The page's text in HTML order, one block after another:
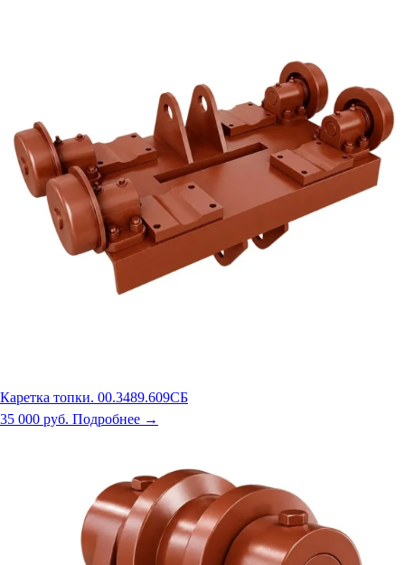
Каретка топки. 00.3489.609СБ
35 000 руб. Подробнее →